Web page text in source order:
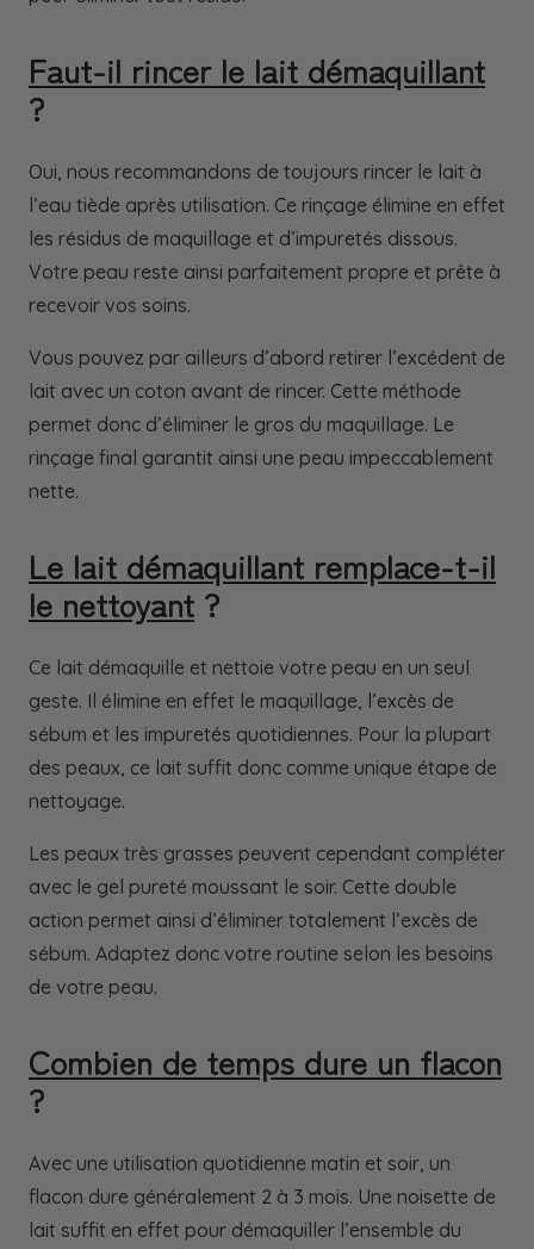
Faut-il rincer le lait démaquillant
?
Oui, nous recommandons de toujours rincer le lait à
l’eau tiède après utilisation. Ce rinçage élimine en effet
les résidus de maquillage et d’impuretés dissous.
Votre peau reste ainsi parfaitement propre et prête à
recevoir vos soins.
Vous pouvez par ailleurs d’abord retirer l’excédent de
lait avec un coton avant de rincer. Cette méthode
permet donc d’éliminer le gros du maquillage. Le
rinçage final garantit ainsi une peau impeccablement
nette.
Le lait démaquillant remplace-t-il
le nettoyant ?
Ce lait démaquille et nettoie votre peau en un seul
geste. Il élimine en effet le maquillage, l’excès de
sébum et les impuretés quotidiennes. Pour la plupart
des peaux, ce lait suffit donc comme unique étape de
nettoyage.
Les peaux très grasses peuvent cependant compléter
avec le gel pureté moussant le soir. Cette double
action permet ainsi d’éliminer totalement l’excès de
sébum. Adaptez donc votre routine selon les besoins
de votre peau.
Combien de temps dure un flacon
?
Avec une utilisation quotidienne matin et soir, un
flacon dure généralement 2 à 3 mois. Une noisette de
lait suffit en effet pour démaquiller l’ensemble du